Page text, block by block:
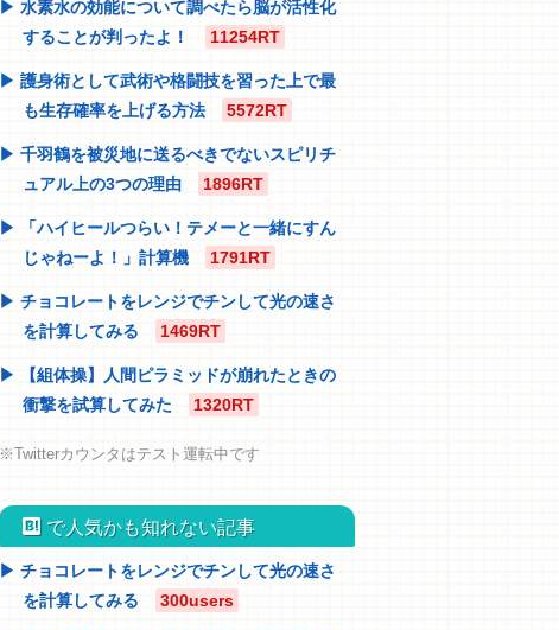
水素水の効能について調べたら脳が活性化
することが判ったよ！
11254RT
護身術として武術や格闘技を習った上で最
も生存確率を上げる方法
5572RT
千羽鶴を被災地に送るべきでないスピリチ
ュアル上の3つの理由
1896RT
「ハイヒールつらい！テメーと一緒にすん
じゃねーよ！」計算機
1791RT
チョコレートをレンジでチンして光の速さ
を計算してみる
1469RT
【組体操】人間ピラミッドが崩れたときの
衝撃を試算してみた
1320RT
※Twitterカウンタはテスト運転中です
hatebu で人気かも知れない記事
チョコレートをレンジでチンして光の速さ
を計算してみる
300users